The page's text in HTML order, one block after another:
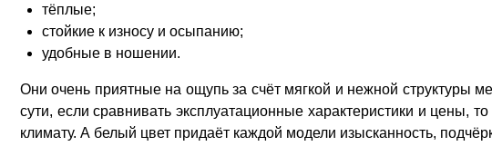
тёплые;
стойкие к износу и осыпанию;
удобные в ношении.
Они очень приятные на ощупь за счёт мягкой и нежной структуры
сути, если сравнивать эксплуатационные характеристики и цены,
климату. А белый цвет придаёт каждой модели изысканность,